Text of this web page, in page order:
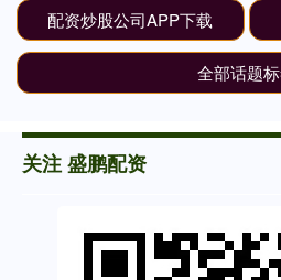
配资炒股公司APP下载
全部话题
关注 盛鹏配资